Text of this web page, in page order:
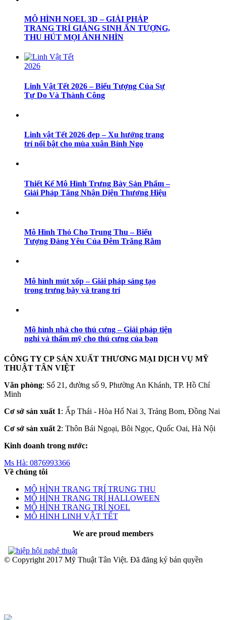
MÔ HÌNH NOEL 3D – GIẢI PHÁP
TRANG TRÍ GIÁNG SINH ẤN TƯỢNG,
THU HÚT MỌI ÁNH NHÌN
Linh Vật Tết 2026 – Biểu Tượng Của Sự
Tự Do Và Thành Công
Linh vật Tết 2026 đẹp – Xu hướng trang
trí nổi bật cho mùa xuân Bính Ngọ
Thiết Kế Mô Hình Trưng Bày Sản Phẩm –
Giải Pháp Tăng Nhận Diện Thương Hiệu
Mô Hình Thỏ Cho Trung Thu – Biểu
Tượng Đáng Yêu Của Đêm Trăng Rằm
Mô hình mút xốp – Giải pháp sáng tạo
trong trưng bày và trang trí
Mô hình nhà cho thú cưng – Giải pháp tiện
nghi và thẩm mỹ cho thú cưng của bạn
CÔNG TY CP SẢN XUẤT THƯƠNG MẠI DỊCH VỤ MỸ
THUẬT TÂN VIỆT
Văn phòng: Số 21, đường số 9, Phường An Khánh, TP. Hồ Chí
Minh
Cơ sở sản xuất 1: Ấp Thái - Hòa Hố Nai 3, Trảng Bom, Đồng Nai
Cơ sở sản xuất 2: Thôn Bái Ngoại, Bôi Ngọc, Quốc Oai, Hà Nội
Kinh doanh trong nước:
Ms Hà: 0876993366
Về chúng tôi
MÔ HÌNH TRANG TRÍ TRUNG THU
MÔ HÌNH TRANG TRÍ HALLOWEEN
MÔ HÌNH TRANG TRÍ NOEL
MÔ HÌNH LINH VẬT TẾT
We are proud members
© Copyright 2017 Mỹ Thuật Tân Việt. Đã đăng ký bản quyền